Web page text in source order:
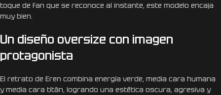
toque de fan que se reconoce al instante, este modelo encaja
muy bien.
Un diseño oversize con imagen
protagonista
El retrato de Eren combina energía verde, media cara humana
y media cara titán, logrando una estética oscura, agresiva y